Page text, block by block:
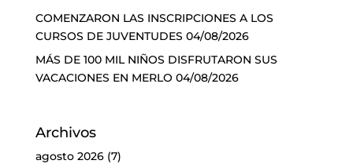
COMENZARON LAS INSCRIPCIONES A LOS
CURSOS DE JUVENTUDES 04/08/2026
MÁS DE 100 MIL NIÑOS DISFRUTARON SUS
VACACIONES EN MERLO 04/08/2026
Archivos
agosto 2026(7)